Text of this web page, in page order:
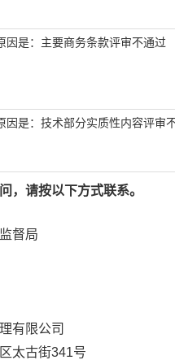
因是：主要商务条款评审不通过
因是：技术部分实质性内容评审
，请按以下方式联系。
督局
有限公司
太古街341号